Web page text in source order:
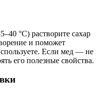
°C) растворите сахар
и поможет
Если мед — не
его полезные свойства.